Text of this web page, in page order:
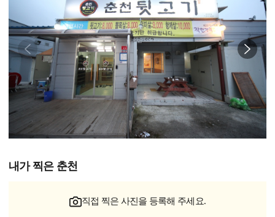
내가 찍은 춘천
직접 찍은 사진을 등록해 주세요.